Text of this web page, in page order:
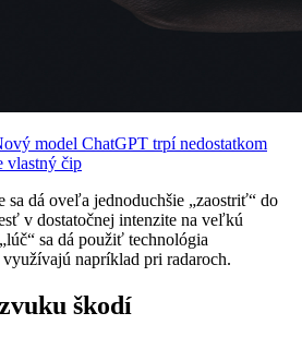
model ChatGPT trpí nedostatkom
vlastný čip
dá oveľa jednoduchšie „zaostriť“ do
v dostatočnej intenzite na veľkú
sa dá použiť technológia
napríklad pri radaroch.
škodí